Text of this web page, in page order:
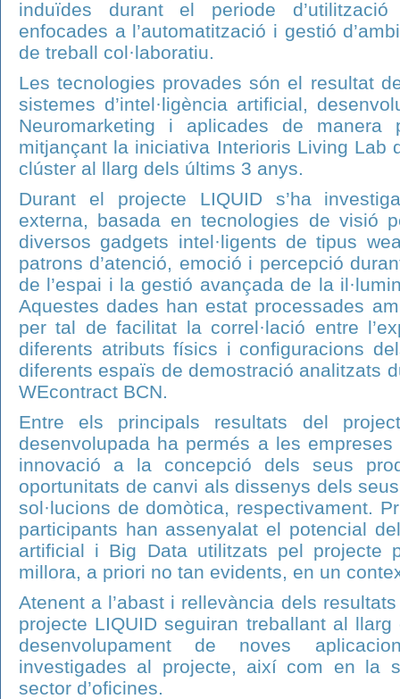
induïdes durant el periode
enfocades a l’automatització i gestió
de treball col·laboratiu.
Les tecnologies provades són el resultat
sistemes d’intel·ligència artificial,
Neuromarketing i aplicades de manera
mitjançant la iniciativa Interioris Living Lab
clúster al llarg dels últims 3 anys.
Durant el projecte LIQUID s’ha
externa, basada en tecnologies de visió
diversos gadgets intel·ligents de tipus
patrons d’atenció, emoció i percepció
de l’espai i la gestió avançada de la
Aquestes dades han estat processades
per tal de facilitat la correl·lació entre
diferents atributs físics i configuracions
diferents espaïs de demostració analitzats
WEcontract BCN.
Entre els principals resultats del
desenvolupada ha permés a les
innovació a la concepció dels seus
oportunitats de canvi als dissenys dels
sol·lucions de domòtica, respectivament.
participants han assenyalat el potencial
artificial i Big Data utilitzats pel projecte
millora, a priori no tan evidents, en un
Atenent a l’abast i rellevància dels
projecte LIQUID seguiran treballant al
desenvolupament de noves
investigades al projecte, així com en la
sector d’oficines.